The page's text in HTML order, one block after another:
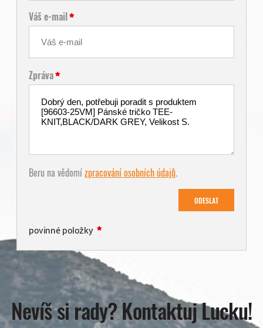
Váš e-mail
Zpráva
Beru na vědomízpracování osobních údajů.
ODESLAT
povinné položky
Nevíš si rady? Kontaktuj Lucku!